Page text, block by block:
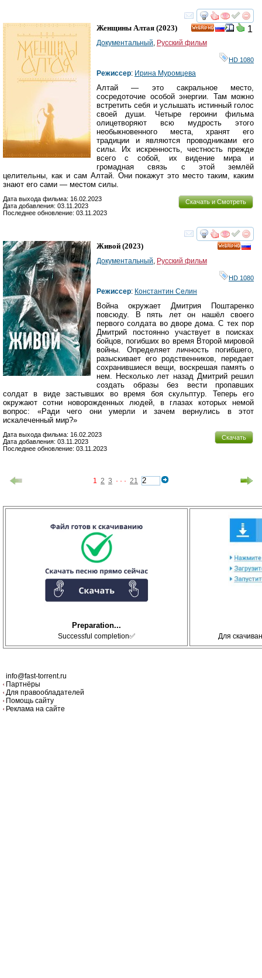
смотреть
1
Женщины Алтая (2023)
Документальный, Русский фильм
HD 1080
Режиссер: Ирина Муромцева
Алтай — это сакральное место,
сосредоточие особой энергии. Там можно
встретить себя и услышать истинный голос
своей души. Четыре героини фильма
олицетворяют всю мудрость этого
необыкновенного места, хранят его
традиции и являются проводниками его
силы. Их искренность, честность прежде
всего с собой, их видение мира и
громадная связь с этой землёй
целительны, как и сам Алтай. Они покажут это место таким, каким
знают его сами — местом силы.
Скачать и Смотреть
Дата выхода фильма: 16.02.2023
Дата добавления: 03.11.2023
Последнее обновление: 03.11.2023
смотреть
Живой (2023)
Документальный, Русский фильм
HD 1080
Режиссер: Константин Селин
Война окружает Дмитрия Поштаренко
повсюду. В пять лет он нашёл своего
первого солдата во дворе дома. С тех пор
Дмитрий постоянно участвует в поисках
бойцов, погибших во время Второй мировой
войны. Определяет личность погибшего,
разыскивает его родственников, передает
сохранившиеся вещи, воскрешая память о
нем. Несколько лет назад Дмитрий решил
создать образы без вести пропавших
солдат в виде застывших во время боя скульптур. Теперь его
окружают сотни новорожденных людей, в глазах которых немой
вопрос: «Ради чего они умерли и зачем вернулись в этот
искалеченный мир?»
Скачать
Дата выхода фильма: 16.02.2023
Дата добавления: 03.11.2023
Последнее обновление: 03.11.2023
1 2 3 · · · 21
Preparation...
Successful completion✅ Для
info@fast-torrent.ru
Партнёры
Для правообладателей
Помощь сайту
Реклама на сайте